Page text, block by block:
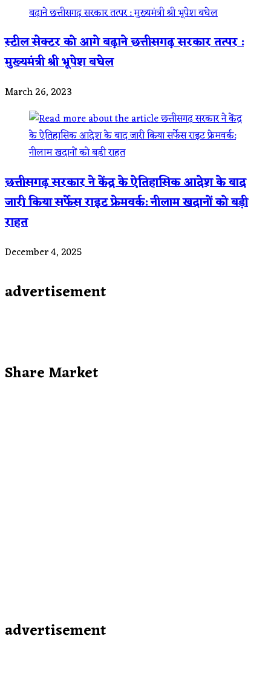
स्टील सेक्टर को आगे बढ़ाने छत्तीसगढ़ सरकार तत्पर :
मुख्यमंत्री श्री भूपेश बघेल
March 26, 2023
छत्तीसगढ़ सरकार ने केंद्र के ऐतिहासिक आदेश के बाद
जारी किया सर्फेस राइट फ्रेमवर्क: नीलाम खदानों को बड़ी
राहत
December 4, 2025
advertisement
Share Market
advertisement